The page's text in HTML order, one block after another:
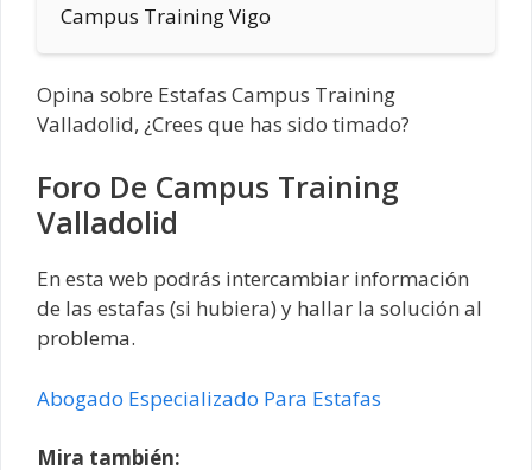
Campus Training Vigo
Opina sobre Estafas Campus Training
Valladolid, ¿Crees que has sido timado?
Foro De Campus Training
Valladolid
En esta web podrás intercambiar información
de las estafas (si hubiera) y hallar la solución al
problema.
Abogado Especializado Para Estafas
Mira también: